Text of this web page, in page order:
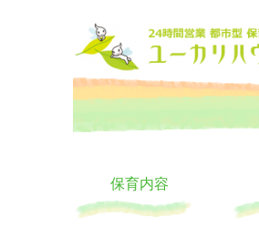
24時間託児所
大阪の24時間託児所 ユーカリハ
保育内容